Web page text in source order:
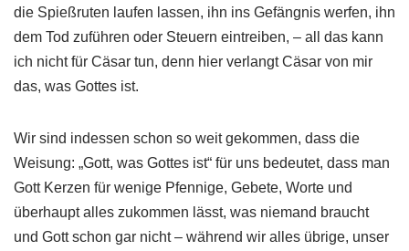
die Spießruten laufen lassen, ihn ins Gefängnis werfen, ihn
dem Tod zuführen oder Steuern eintreiben, – all das kann
ich nicht für Cäsar tun, denn hier verlangt Cäsar von mir
das, was Gottes ist.
Wir sind indessen schon so weit gekommen, dass die
Weisung: „Gott, was Gottes ist“ für uns bedeutet, dass man
Gott Kerzen für wenige Pfennige, Gebete, Worte und
überhaupt alles zukommen lässt, was niemand braucht
und Gott schon gar nicht – während wir alles übrige, unser